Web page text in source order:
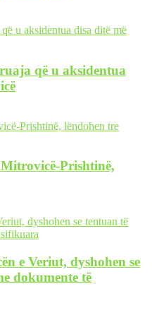
që u aksidentua
Prishtinë,
e Veriut, dyshohen se
dokumente të